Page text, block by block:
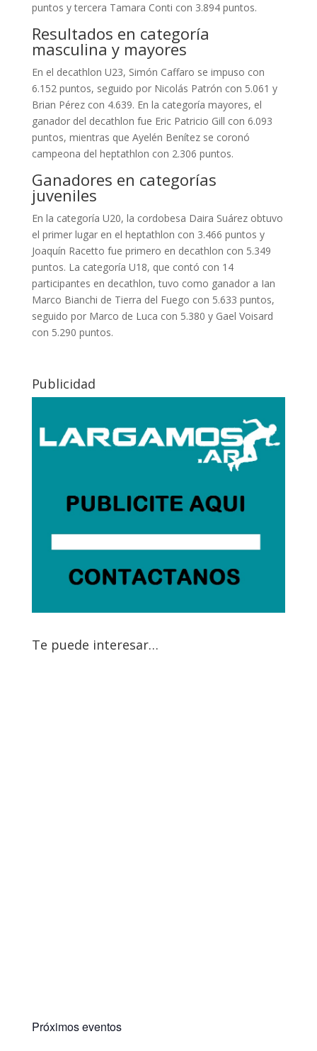
puntos y tercera Tamara Conti con 3.894 puntos.
Resultados en categoría
masculina y mayores
En el decathlon U23, Simón Caffaro se impuso con
6.152 puntos, seguido por Nicolás Patrón con 5.061 y
Brian Pérez con 4.639. En la categoría mayores, el
ganador del decathlon fue Eric Patricio Gill con 6.093
puntos, mientras que Ayelén Benítez se coronó
campeona del heptathlon con 2.306 puntos.
Ganadores en categorías
juveniles
En la categoría U20, la cordobesa Daira Suárez obtuvo
el primer lugar en el heptathlon con 3.466 puntos y
Joaquín Racetto fue primero en decathlon con 5.349
puntos. La categoría U18, que contó con 14
participantes en decathlon, tuvo como ganador a Ian
Marco Bianchi de Tierra del Fuego con 5.633 puntos,
seguido por Marco de Luca con 5.380 y Gael Voisard
con 5.290 puntos.
Publicidad
Te puede interesar…
Próximos eventos